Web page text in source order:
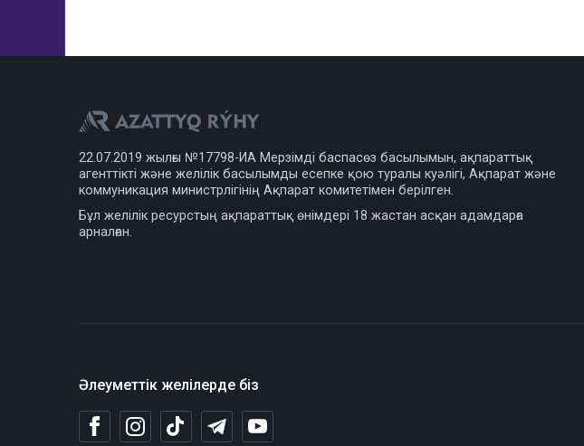
22.07.2019 жылғы №17798-ИА Мерзімді баспасөз басылымын, ақпараттық
агенттікті және желілік басылымды есепке қою туралы куәлігі, Ақпарат және
коммуникация министрлігінің Ақпарат комитетімен берілген.
Бұл желілік ресурстың ақпараттық өнімдері 18 жастан асқан адамдарға
арналған.
Әлеуметтік желілерде біз